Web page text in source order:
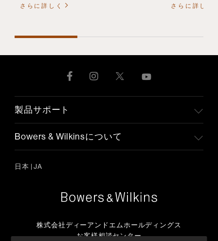
さらに詳しく さらに詳しく
製品サポート
Bowers & Wilkinsについて
日本 | JA
株式会社ディーアンドエムホールディングス
お客様相談センター